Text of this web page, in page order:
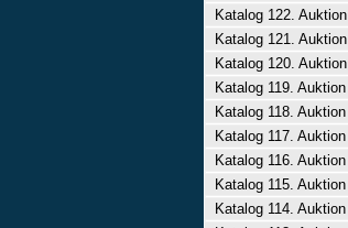
Katalog 122. Auktion
Katalog 121. Auktion
Katalog 120. Auktion
Katalog 119. Auktion
Katalog 118. Auktion
Katalog 117. Auktion
Katalog 116. Auktion
Katalog 115. Auktion
Katalog 114. Auktion